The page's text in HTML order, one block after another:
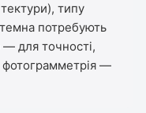
типу
потребують
для точності,
фотограмметрія —